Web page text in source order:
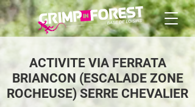
ACTIVITE VIA FERRATA
BRIANCON (ESCALADE ZONE
ROCHEUSE) SERRE CHEVALIER